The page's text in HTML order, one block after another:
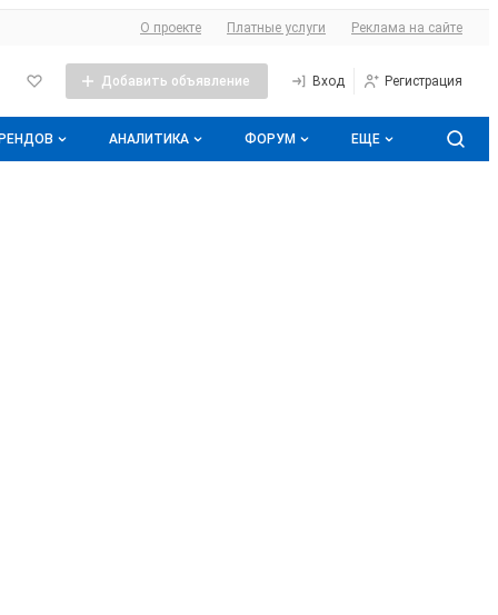
О сайте
О проекте Платные услуги Реклама на сайте
Добавить объявление Вход Регистрация
АНАЛИТИКА ФОРУМ ЕЩЕ